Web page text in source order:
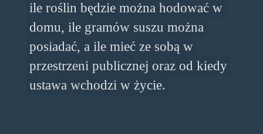
ile roślin będzie można hodować w
domu, ile gramów suszu można
posiadać, a ile mieć ze sobą w
przestrzeni publicznej oraz od kiedy
ustawa wchodzi w życie.